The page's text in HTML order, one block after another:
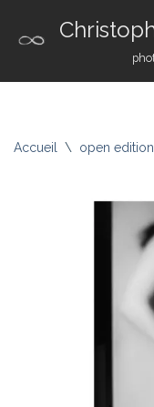
Aller
Accueil \ open